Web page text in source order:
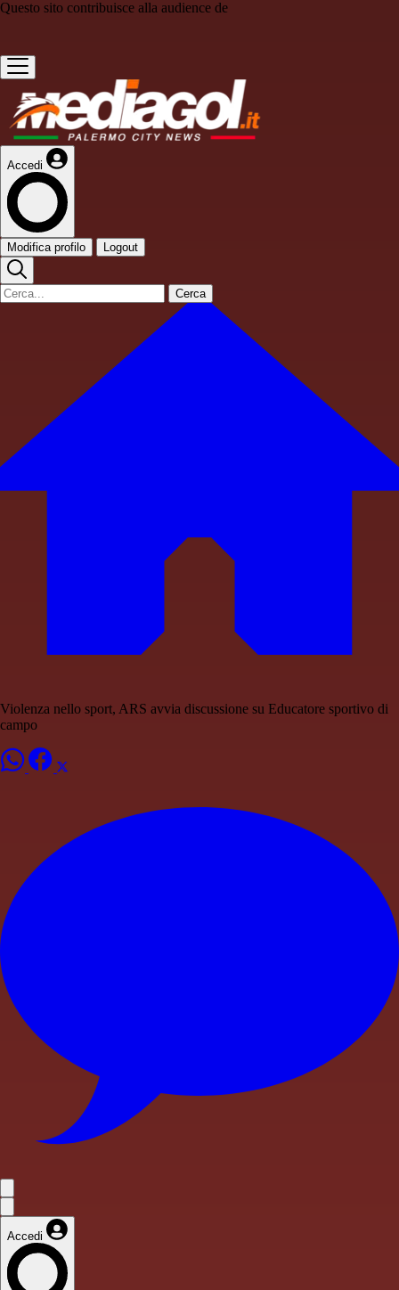
Questo sito contribuisce alla audience de
Accedi
Modifica profilo Logout
Cerca
Vio­len­za nel­lo sport, ARS av­via di­scus­sio­ne su E­du­ca­to­re spor­ti­vo di
cam­po
Accedi